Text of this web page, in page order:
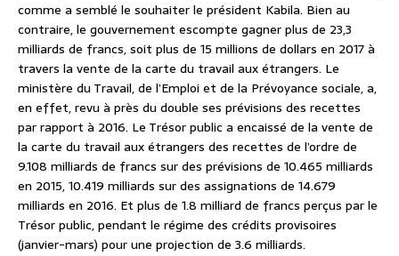
comme a semblé le souhaiter le président Kabila. Bien au
contraire, le gouvernement escompte gagner plus de 23,3
milliards de francs, soit plus de 15 millions de dollars en 2017 à
travers la vente de la carte du travail aux étrangers. Le
ministère du Travail, de l’Emploi et de la Prévoyance sociale, a,
en effet, revu à près du double ses prévisions des recettes
par rapport à 2016. Le Trésor public a encaissé de la vente de
la carte du travail aux étrangers des recettes de l’ordre de
9.108 milliards de francs sur des prévisions de 10.465 milliards
en 2015, 10.419 milliards sur des assignations de 14.679
milliards en 2016. Et plus de 1.8 milliard de francs perçus par le
Trésor public, pendant le régime des crédits provisoires
(janvier-mars) pour une projection de 3.6 milliards.